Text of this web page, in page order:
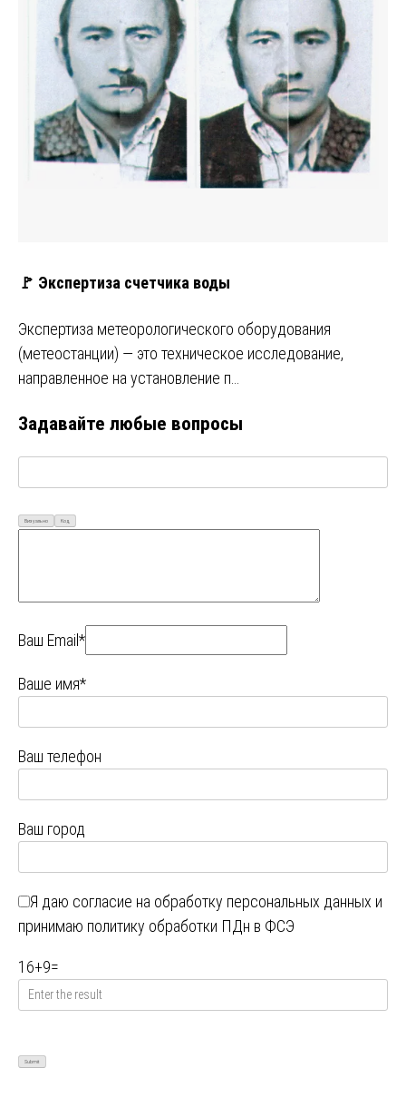
🚩 Экспертиза счетчика воды
Экспертиза метеорологического оборудования
(метеостанции) — это техническое исследование,
направленное на установление п…
Задавайте любые вопросы
Визуально Код
Ваш Email*
Ваше имя*
Ваш телефон
Ваш город
Я даю согласие на обработку персональных данных и
принимаю политику обработки ПДн в ФСЭ
16+9=